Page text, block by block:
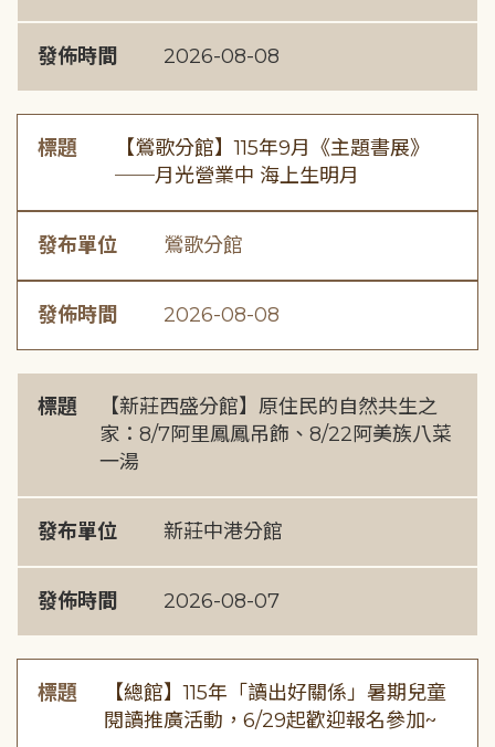
發佈時間 2026-08-08
標題
【鶯歌分館】115年9月《主題書展》
──月光營業中 海上生明月
發布單位 鶯歌分館
發佈時間 2026-08-08
標題
【新莊西盛分館】原住民的自然共生之
家：8/7阿里鳳鳳吊飾、8/22阿美族八菜
一湯
發布單位 新莊中港分館
發佈時間 2026-08-07
標題
【總館】115年「讀出好關係」暑期兒童
閱讀推廣活動，6/29起歡迎報名參加~